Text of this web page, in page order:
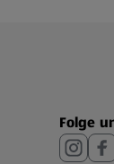
Folge